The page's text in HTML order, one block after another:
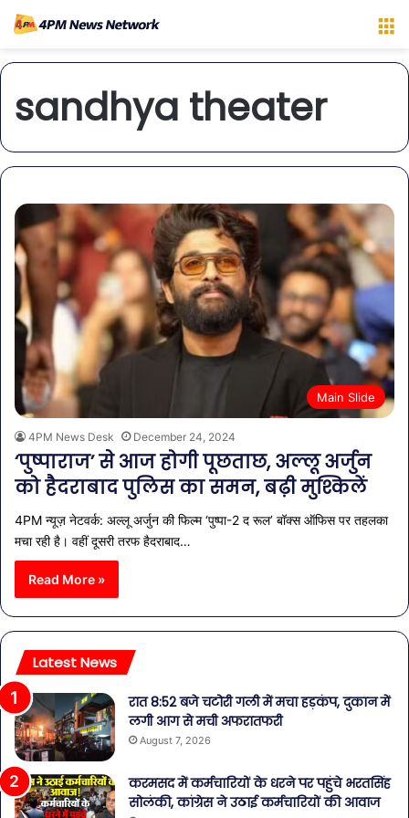
sandhya theater
Main Slide
4PM News Desk December 24, 2024
‘पुष्पाराज’ से आज होगी पूछताछ, अल्लू अर्जुन
को हैदराबाद पुलिस का समन, बढ़ी मुश्किलें
4PM न्यूज़ नेटवर्क: अल्लू अर्जुन की फिल्म ‘पुष्पा-2 द रूल’ बॉक्स ऑफिस पर तहलका
मचा रही है। वहीं दूसरी तरफ हैदराबाद…
Read More »
Latest News
रात 8:52 बजे चटोरी गली में मचा हड़कंप, दुकान में
लगी आग से मची अफरातफरी
August 7, 2026
करमसद में कर्मचारियों के धरने पर पहुंचे भरतसिंह
सोलंकी, कांग्रेस ने उठाई कर्मचारियों की आवाज